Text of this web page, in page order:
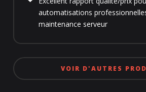
automatisations
maintenance serveur
VOIR D'AUTRES